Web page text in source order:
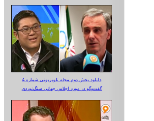
دانلود بخش دوم مجله تلویزیونی شماره 4
گفت‌وگو در مورد اجلاس جهانی سنگ‌نوردی